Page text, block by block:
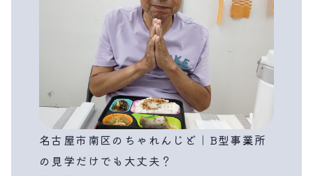
名古屋市南区のちゃれんじど｜B型事業所
の見学だけでも大丈夫？